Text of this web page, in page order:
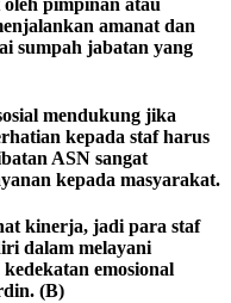
amanat dan
sumpah jabatan yang
mendukung jika
kepada staf harus
ASN sangat
kepada masyarakat.
kinerja, jadi para staf
dalam melayani
emosional
(B)